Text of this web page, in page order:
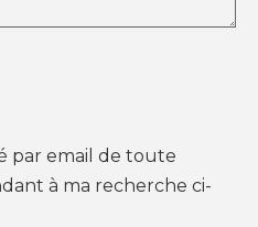
par email de toute
à ma recherche ci-